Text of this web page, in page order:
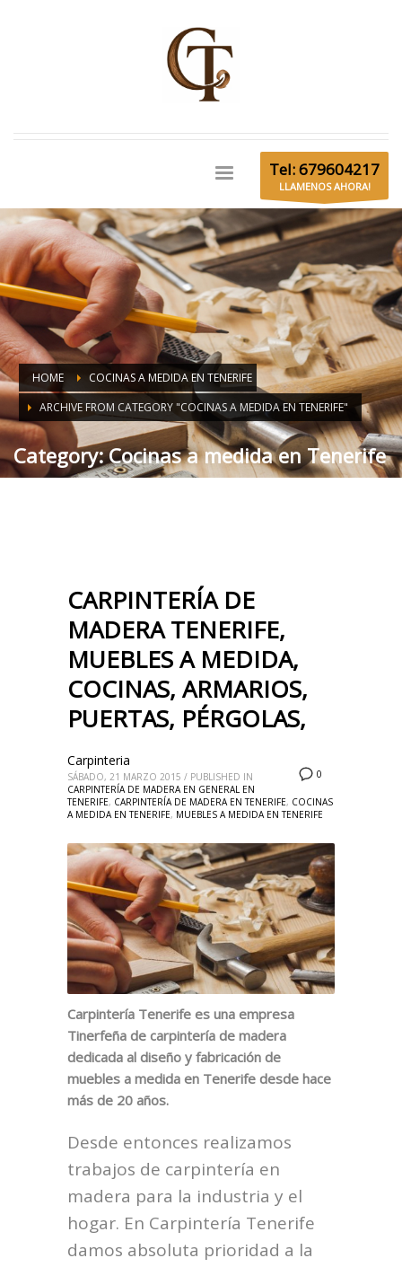
Tel: 679604217
LLAMENOS AHORA!
HOME
COCINAS A MEDIDA EN TENERIFE
ARCHIVE FROM CATEGORY "COCINAS A MEDIDA EN TENERIFE"
Category: Cocinas a medida en Tenerife
CARPINTERÍA DE
MADERA TENERIFE,
MUEBLES A MEDIDA,
COCINAS, ARMARIOS,
PUERTAS, PÉRGOLAS,
0
Carpinteria
SÁBADO, 21 MARZO 2015 / PUBLISHED IN
CARPINTERÍA DE MADERA EN GENERAL EN
TENERIFE, CARPINTERÍA DE MADERA EN TENERIFE, COCINAS
A MEDIDA EN TENERIFE, MUEBLES A MEDIDA EN TENERIFE
Carpintería Tenerife es una empresa
Tinerfeña de carpintería de madera
dedicada al diseño y fabricación de
muebles a medida en Tenerife desde hace
más de 20 años.
Desde entonces realizamos
trabajos de carpintería en
madera para la industria y el
hogar. En Carpintería Tenerife
damos absoluta prioridad a la